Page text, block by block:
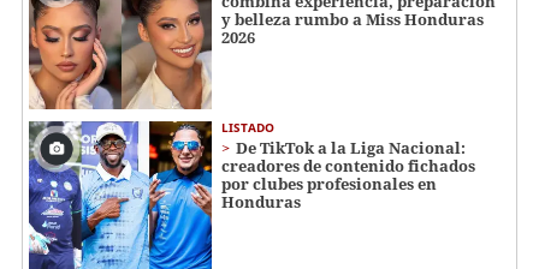
y belleza rumbo a Miss Honduras
2026
LISTADO
De TikTok a la Liga Nacional:
creadores de contenido fichados
por clubes profesionales en
Honduras